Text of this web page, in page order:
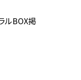
ルBOX掲